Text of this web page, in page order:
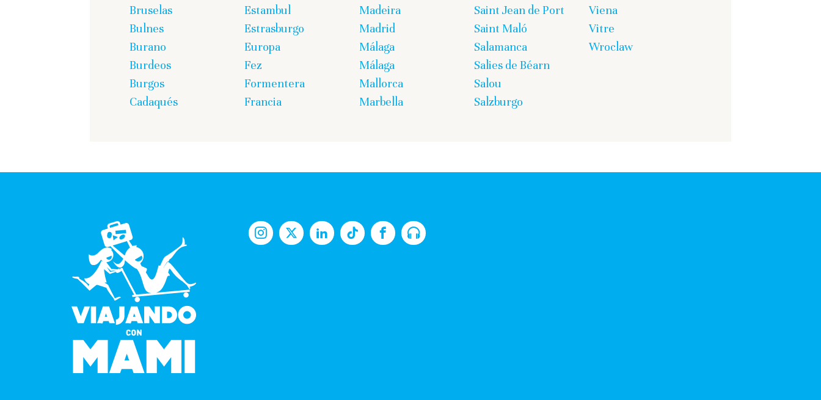
Bruselas
Bulnes
Burano
Burdeos
Burgos
Cadaqués
Estambul
Estrasburgo
Europa
Fez
Formentera
Francia
Madeira
Madrid
Málaga
Málaga
Mallorca
Marbella
Saint Jean de Port
Saint Maló
Salamanca
Salies de Béarn
Salou
Salzburgo
Viena
Vitre
Wroclaw